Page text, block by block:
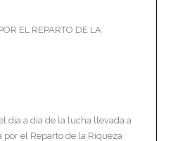
EL REPARTO DE LA
dia a dia de la lucha llevada a
el Reparto de la Riqueza